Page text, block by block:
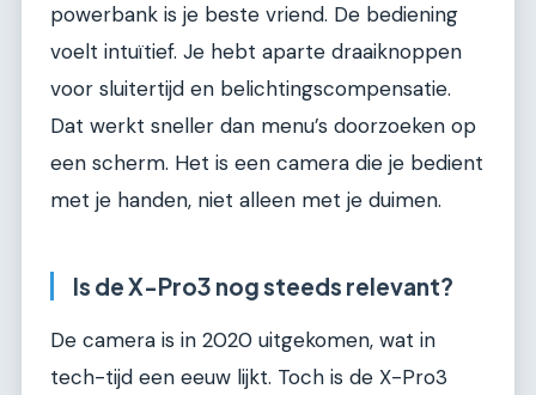
powerbank is je beste vriend. De bediening
voelt intuïtief. Je hebt aparte draaiknoppen
voor sluitertijd en belichtingscompensatie.
Dat werkt sneller dan menu’s doorzoeken op
een scherm. Het is een camera die je bedient
met je handen, niet alleen met je duimen.
Is de X-Pro3 nog steeds relevant?
De camera is in 2020 uitgekomen, wat in
tech-tijd een eeuw lijkt. Toch is de X-Pro3